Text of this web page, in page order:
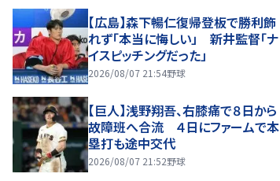
【広島】森下暢仁復帰登板で勝利飾
れず「本当に悔しい」 新井監督「ナ
イスピッチングだった」
2026/08/07 21:54野球
【巨人】浅野翔吾、右膝痛で８日から
故障班へ合流 ４日にファームで本
塁打も途中交代
2026/08/07 21:52野球